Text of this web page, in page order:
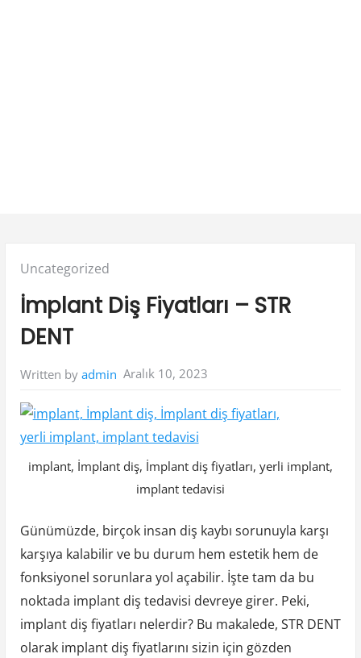
Posted
in:
Uncategorized
İmplant Diş Fiyatları – STR
DENT
Written by admin Aralık 10, 2023
implant, İmplant diş, İmplant diş fiyatları, yerli implant,
implant tedavisi
Günümüzde, birçok insan diş kaybı sorunuyla karşı
karşıya kalabilir ve bu durum hem estetik hem de
fonksiyonel sorunlara yol açabilir. İşte tam da bu
noktada implant diş tedavisi devreye girer. Peki,
implant diş fiyatları nelerdir? Bu makalede, STR DENT
olarak implant diş fiyatlarını sizin için gözden